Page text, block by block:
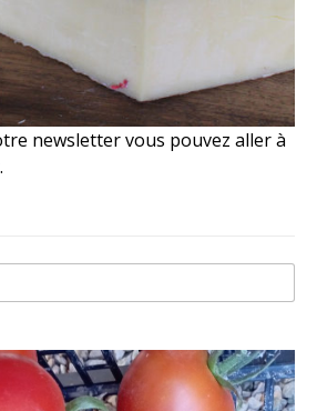
newsletter vous pouvez aller à
.